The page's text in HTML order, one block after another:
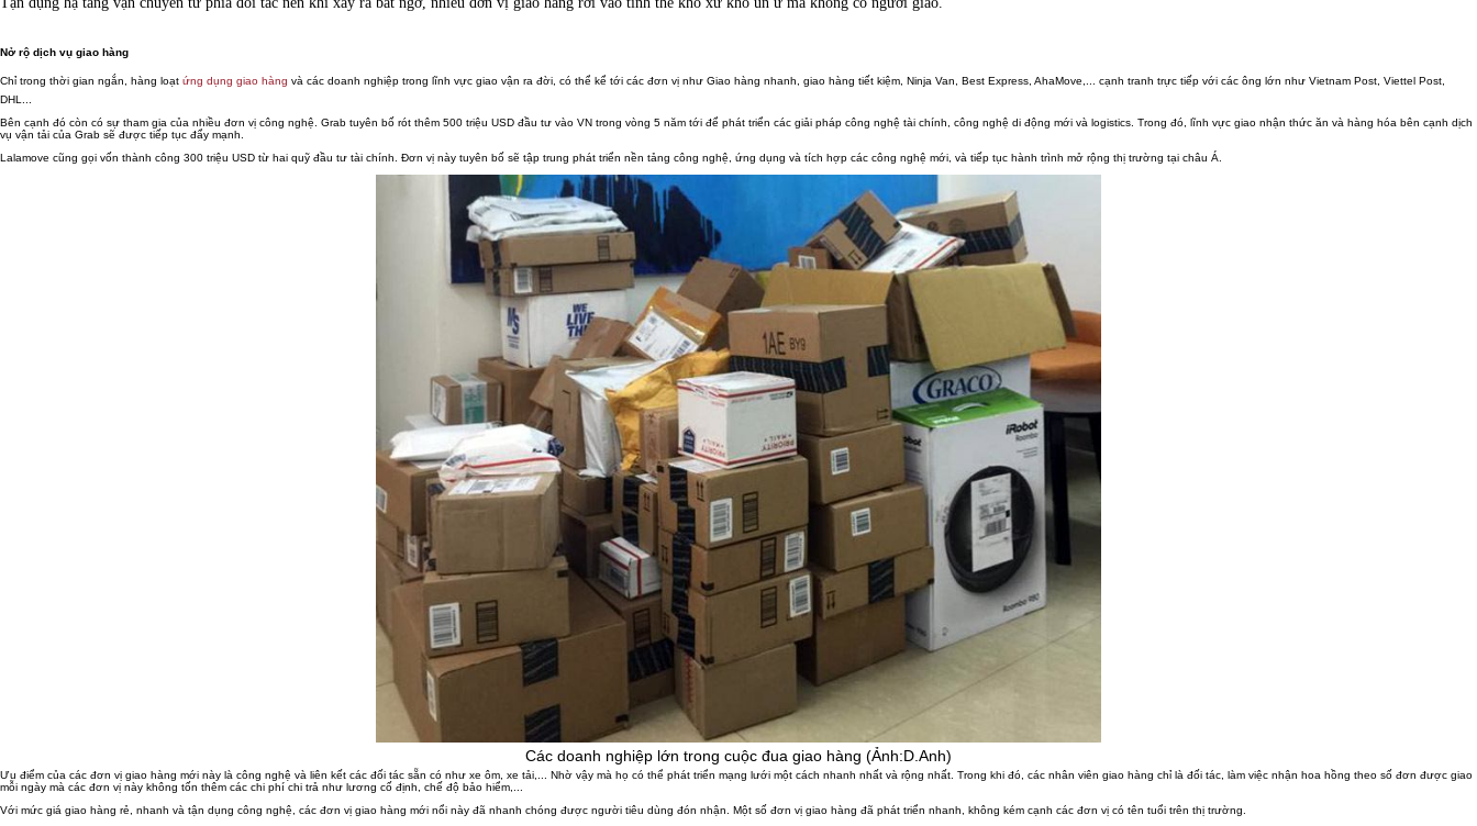
Nở rộ dịch vụ giao hàng
Chỉ trong thời gian ngắn, hàng loạt ứng dụng giao hàng và các doanh nghiệp trong lĩnh vực giao vận ra đời, có thể kể tới các đơn vị như Giao hàng nhanh, giao hàng tiết kiệm, Ninja Van, Best Express, AhaMove,... cạnh tranh trực tiếp với các ông lớn như Vietnam Post, Viettel Post,
DHL...
Bên cạnh đó còn có sự tham gia của nhiều đơn vị công nghệ. Grab tuyên bố rót thêm 500 triệu USD đầu tư vào VN trong vòng 5 năm tới để phát triển các giải pháp công nghệ tài chính, công nghệ di động mới và logistics. Trong đó, lĩnh vực giao nhận thức ăn và hàng hóa bên cạnh dịch
vụ vận tải của Grab sẽ được tiếp tục đẩy mạnh.
Lalamove cũng gọi vốn thành công 300 triệu USD từ hai quỹ đầu tư tài chính. Đơn vị này tuyên bố sẽ tập trung phát triển nền tảng công nghệ, ứng dụng và tích hợp các công nghệ mới, và tiếp tục hành trình mở rộng thị trường tại châu Á.
Các doanh nghiệp lớn trong cuộc đua giao hàng (Ảnh:D.Anh)
Ưu điểm của các đơn vị giao hàng mới này là công nghệ và liên kết các đối tác sẵn có như xe ôm, xe tải,... Nhờ vậy mà họ có thể phát triển mạng lưới một cách nhanh nhất và rộng nhất. Trong khi đó, các nhân viên giao hàng chỉ là đối tác, làm việc nhận hoa hồng theo số đơn được giao
mỗi ngày mà các đơn vị này không tốn thêm các chi phí chi trả như lương cố định, chế độ bảo hiểm,...
Với mức giá giao hàng rẻ, nhanh và tận dụng công nghệ, các đơn vị giao hàng mới nổi này đã nhanh chóng được người tiêu dùng đón nhận. Một số đơn vị giao hàng đã phát triển nhanh, không kém cạnh các đơn vị có tên tuổi trên thị trường.